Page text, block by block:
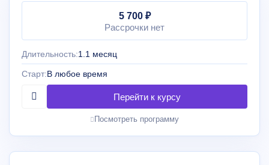
5 700 ₽
Рассрочки нет
Длительность:1.1 месяц
Старт:В любое время
Посмотреть программу